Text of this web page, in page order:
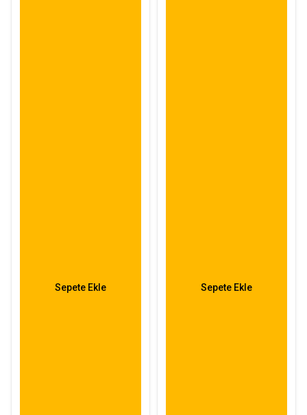
Sepete Ekle Sepete Ekle